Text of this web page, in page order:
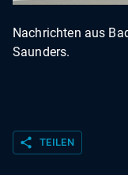
Nachrichten aus
Saunders.
share TEILEN